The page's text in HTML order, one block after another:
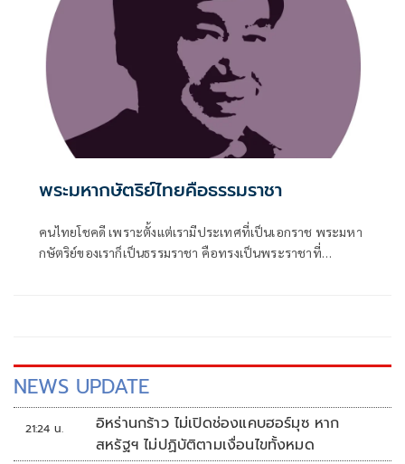
พระมหากษัตริย์ไทยคือธรรมราชา
คนไทยโชคดี เพราะตั้งแต่เรามีประเทศที่เป็นเอกราช พระมหา
กษัตริย์ของเราก็เป็นธรรมราชา คือทรงเป็นพระราชาที่
NEWS UPDATE
21:24 น.
อิหร่านกร้าว ไม่เปิดช่องแคบฮอร์มุซ หาก
สหรัฐฯ ไม่ปฏิบัติตามเงื่อนไขทั้งหมด